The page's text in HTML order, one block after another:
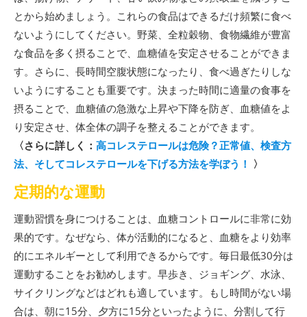
とから始めましょう。これらの食品はできるだけ頻繁に食べ
ないようにしてください。野菜、全粒穀物、食物繊維が豊富
な食品を多く摂ることで、血糖値を安定させることができま
す。さらに、長時間空腹状態になったり、食べ過ぎたりしな
いようにすることも重要です。決まった時間に適量の食事を
摂ることで、血糖値の急激な上昇や下降を防ぎ、血糖値をよ
り安定させ、体全体の調子を整えることができます。
〈さらに詳しく： 高コレステロールは危険？正常値、検査方
法、そしてコレステロールを下げる方法を学ぼう！ 〉
定期的な運動
運動習慣を身につけることは、血糖コントロールに非常に効
果的です。なぜなら、体が活動的になると、血糖をより効率
的にエネルギーとして利用できるからです。毎日最低30分は
運動することをお勧めします。早歩き、ジョギング、水泳、
サイクリングなどはどれも適しています。もし時間がない場
合は、朝に15分、夕方に15分といったように、分割して行